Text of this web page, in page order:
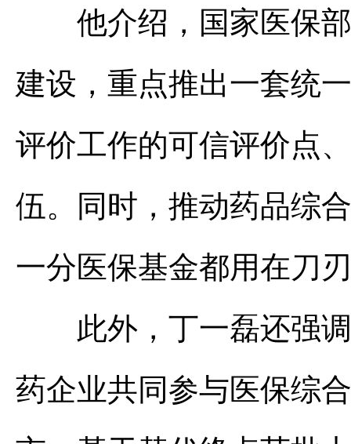
他介绍，国家医保部
建设，重点推出一套统
评价工作的可信评价点
伍。同时，推动药品综
一分医保基金都用在刀
此外，丁一磊还强调
药企业共同参与医保综